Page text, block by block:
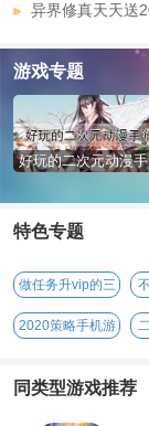
游戏专题
好玩的二次元动漫
特色专题
做任务升vip的三
2020策略手机游
同类型游戏推荐